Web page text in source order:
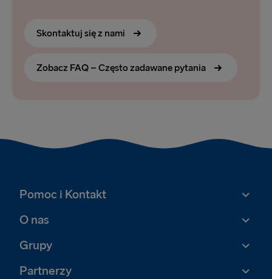
Skontaktuj się z nami
Zobacz FAQ – Często zadawane pytania
Pomoc i Kontakt
O nas
Grupy
Partnerzy